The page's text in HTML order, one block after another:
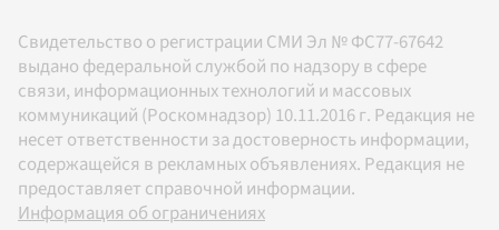
Свидетельство о регистрации СМИ Эл № ФС77-67642
выдано федеральной службой по надзору в сфере
связи, информационных технологий и массовых
коммуникаций (Роскомнадзор) 10.11.2016 г. Редакция не
несет ответственности за достоверность информации,
содержащейся в рекламных объявлениях. Редакция не
предоставляет справочной информации.
Информация об ограничениях